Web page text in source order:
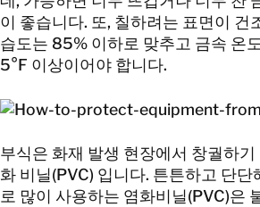
이 좋습니다. 또, 칠하려는 표면이 건
습도는 85% 이하로 맞추고 금속 온
5°F 이상이어야 합니다.
부식은 화재 발생 현장에서 창궐하
화 비닐(PVC) 입니다. 튼튼하고 단단
로 많이 사용하는 염화비닐(PVC)은